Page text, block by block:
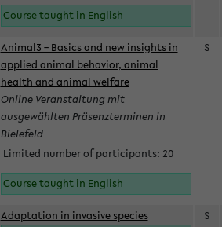
Course taught in English
Animal3 – Basics and new insights in
applied animal behavior, animal
health and animal welfare
Online Veranstaltung mit
ausgewählten Präsenzterminen in
Bielefeld
Limited number of participants: 20
Course taught in English
S
Adaptation in invasive species
S